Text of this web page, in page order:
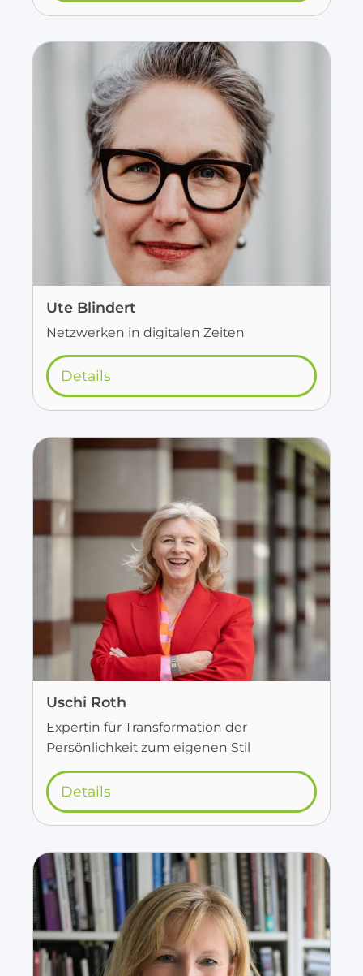
Ute Blindert
Netzwerken in digitalen Zeiten
Details
Uschi Roth
Expertin für Transformation der
Persönlichkeit zum eigenen Stil
Details